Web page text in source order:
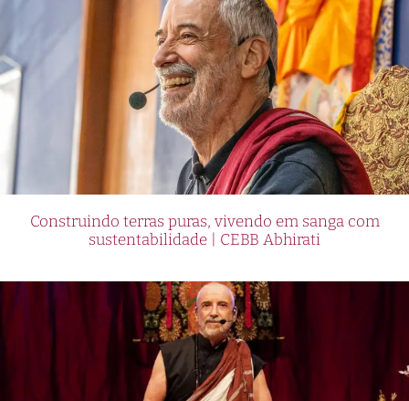
Construindo terras puras, vivendo em sanga com
sustentabilidade | CEBB Abhirati